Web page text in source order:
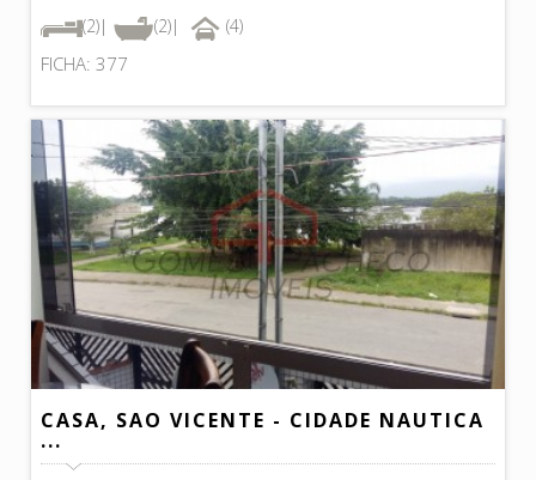
(2)|
(2)| (4)
FICHA: 377
CASA, SAO VICENTE - CIDADE NAUTICA
...